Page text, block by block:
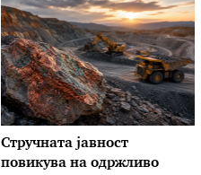
Стручната јавност
повикува на одржливо